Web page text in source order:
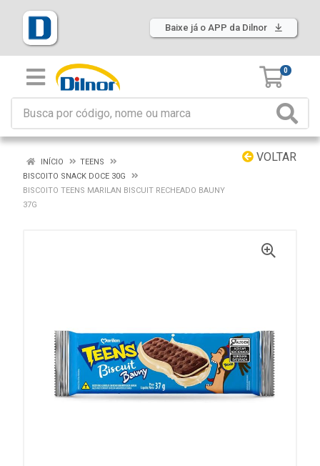
Baixe já o APP da Dilnor
0
VOLTAR
INÍCIO
TEENS
BISCOITO SNACK DOCE 30G
BISCOITO TEENS MARILAN BISCUIT RECHEADO BAUNY
37G